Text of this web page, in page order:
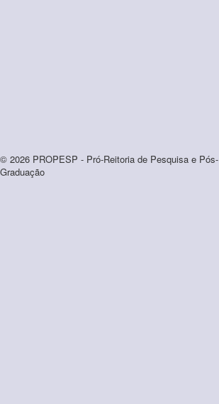
© 2026 PROPESP - Pró-Reitoria de Pesquisa e Pós-
Graduação